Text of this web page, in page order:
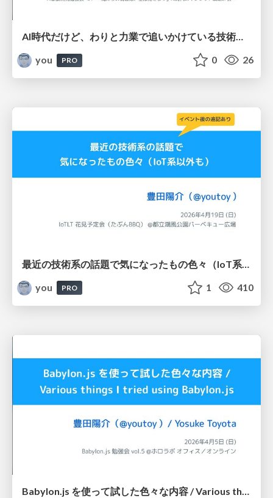
AI時代だけど、わりと力業で追いかけている技術情報収集の話 / 20260518
you
PRO 0 26
you
PRO 1 410
Babylon.js を使って試した色々な内容 / Various things I tried using Babylon.js / Babylon.js 勉強会 vol.5